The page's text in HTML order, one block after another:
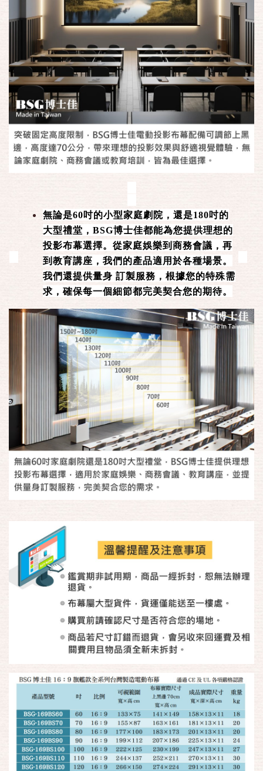
無論是60吋的小型家庭劇院，還是180吋的
大型禮堂，BSG博士佳都能為您提供理想的
投影布幕選擇。從家庭娛樂到商務會議，再
到教育講座，我們的產品適用於各種場景。
我們還提供量身 訂製服務，根據您的特殊需
求，確保每一個細節都完美契合您的期待。